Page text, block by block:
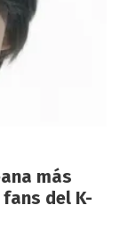
más
del K-